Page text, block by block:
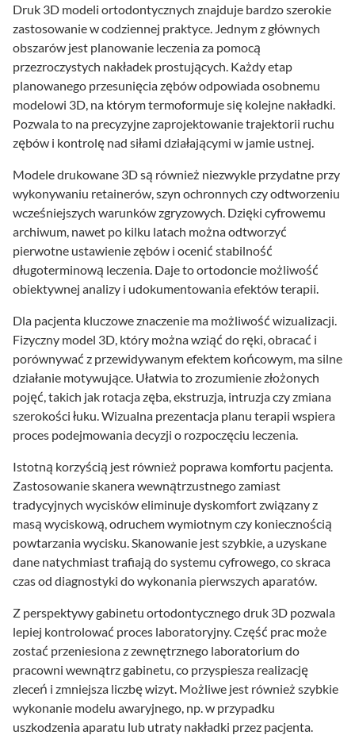
Druk 3D modeli ortodontycznych znajduje bardzo szerokie
zastosowanie w codziennej praktyce. Jednym z głównych
obszarów jest planowanie leczenia za pomocą
przezroczystych nakładek prostujących. Każdy etap
planowanego przesunięcia zębów odpowiada osobnemu
modelowi 3D, na którym termoformuje się kolejne nakładki.
Pozwala to na precyzyjne zaprojektowanie trajektorii ruchu
zębów i kontrolę nad siłami działającymi w jamie ustnej.
Modele drukowane 3D są również niezwykle przydatne przy
wykonywaniu retainerów, szyn ochronnych czy odtworzeniu
wcześniejszych warunków zgryzowych. Dzięki cyfrowemu
archiwum, nawet po kilku latach można odtworzyć
pierwotne ustawienie zębów i ocenić stabilność
długoterminową leczenia. Daje to ortodoncie możliwość
obiektywnej analizy i udokumentowania efektów terapii.
Dla pacjenta kluczowe znaczenie ma możliwość wizualizacji.
Fizyczny model 3D, który można wziąć do ręki, obracać i
porównywać z przewidywanym efektem końcowym, ma silne
działanie motywujące. Ułatwia to zrozumienie złożonych
pojęć, takich jak rotacja zęba, ekstruzja, intruzja czy zmiana
szerokości łuku. Wizualna prezentacja planu terapii wspiera
proces podejmowania decyzji o rozpoczęciu leczenia.
Istotną korzyścią jest również poprawa komfortu pacjenta.
Zastosowanie skanera wewnątrzustnego zamiast
tradycyjnych wycisków eliminuje dyskomfort związany z
masą wyciskową, odruchem wymiotnym czy koniecznością
powtarzania wycisku. Skanowanie jest szybkie, a uzyskane
dane natychmiast trafiają do systemu cyfrowego, co skraca
czas od diagnostyki do wykonania pierwszych aparatów.
Z perspektywy gabinetu ortodontycznego druk 3D pozwala
lepiej kontrolować proces laboratoryjny. Część prac może
zostać przeniesiona z zewnętrznego laboratorium do
pracowni wewnątrz gabinetu, co przyspiesza realizację
zleceń i zmniejsza liczbę wizyt. Możliwe jest również szybkie
wykonanie modelu awaryjnego, np. w przypadku
uszkodzenia aparatu lub utraty nakładki przez pacjenta.